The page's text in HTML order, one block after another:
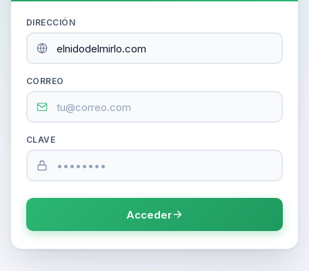
DIRECCIÓN
CORREO
CLAVE
Acceder